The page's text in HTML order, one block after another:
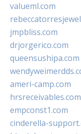
valueml.com
jmpbliss.com
drjorgerico.com
queensushipa.com
ameri-camp.com
hrsreceivables.com
empconst1.com
cinderella-